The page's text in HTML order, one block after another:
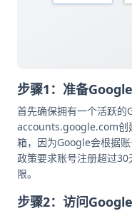
步骤1：准备
首先确保拥有一个活跃
accounts.google.com创
箱，因为Google会根据
政策要求账号注册超过
限。
步骤2：访问